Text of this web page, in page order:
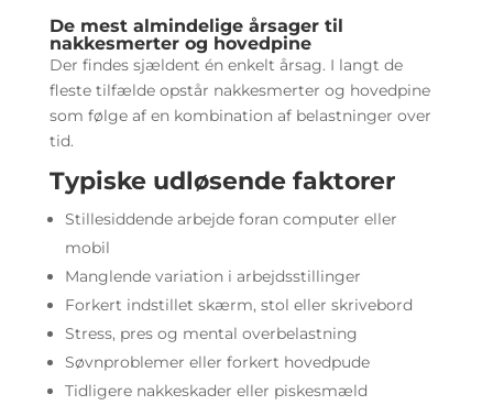
De mest almindelige årsager til
nakkesmerter og hovedpine
Der findes sjældent én enkelt årsag. I langt de
fleste tilfælde opstår nakkesmerter og hovedpine
som følge af en kombination af belastninger over
tid.
Typiske udløsende faktorer
Stillesiddende arbejde foran computer eller
mobil
Manglende variation i arbejdsstillinger
Forkert indstillet skærm, stol eller skrivebord
Stress, pres og mental overbelastning
Søvnproblemer eller forkert hovedpude
Tidligere nakkeskader eller piskesmæld